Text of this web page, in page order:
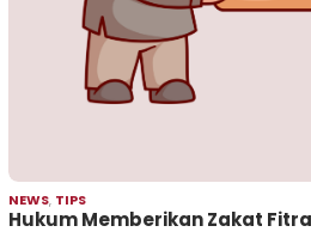
NEWS, TIPS
Hukum Memberikan Zakat